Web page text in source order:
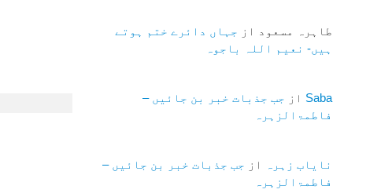
طاہرہ مسعود از جہاں دائرے ختم ہوتے
ہیں- نعیم اللہ باجوہ
Saba از جب جذبات خبر بن جائیں –
فاطمۃالزہرہ
نایاب زہرہ از جب جذبات خبر بن جائیں –
فاطمۃالزہرہ